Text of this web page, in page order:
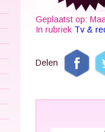
Geplaatst op:
In rubriek Tv &
Delen